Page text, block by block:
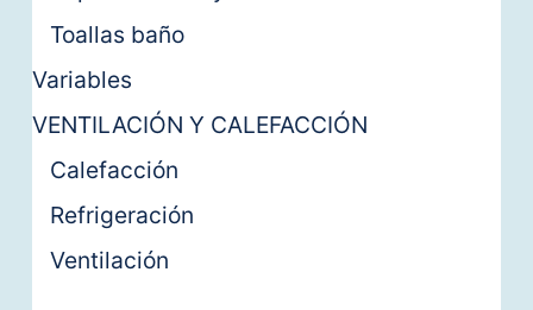
Toallas baño
Variables
VENTILACIÓN Y CALEFACCIÓN
Calefacción
Refrigeración
Ventilación